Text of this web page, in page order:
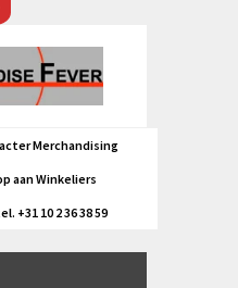
Merchandising
aan Winkeliers
+31 10 2 36 38 59